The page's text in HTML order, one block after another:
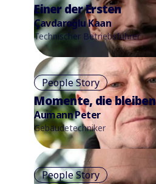
Einer der Ersten
Çavdaroğlu Kaan
Technischer Betriebsführer
People Story
Momente, die bleiben
Aumann Peter
Gebäudetechniker
People Story